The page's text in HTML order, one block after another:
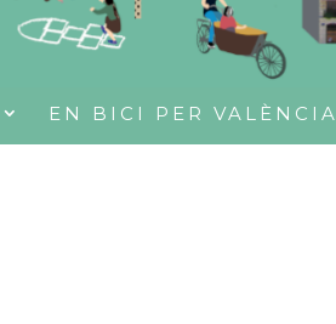
EN BICI PER VALÈNCIA